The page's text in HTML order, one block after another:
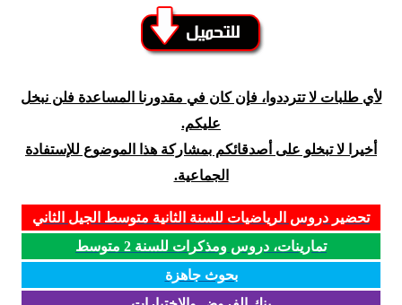
لأي طلبات لا تترددوا، فإن كان في مقدورنا المساعدة فلن نبخل
عليكم.
أخيرا لا تبخلو على أصدقائكم بمشاركة هذا الموضوع للإستفادة
الجماعية.
تحضير دروس الرياضيات للسنة الثانية متوسط الجيل الثاني
تمارينات، دروس ومذكرات للسنة 2 متوسط
بحوث جاهزة